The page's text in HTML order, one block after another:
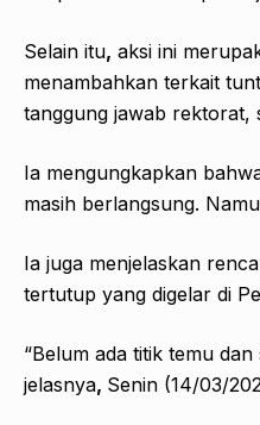
Selain itu, aksi ini
menambahkan terkait
tanggung jawab rektorat,
Ia mengungkapkan
masih berlangsung.
Ia juga menjelaskan
tertutup yang digelar di
“Belum ada titik temu
jelasnya, Senin (14/03/